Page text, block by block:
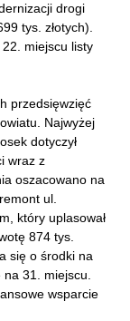
drogi
tys. złotych).
miejscu listy
przedsięwzięć
Najwyżej
dotyczył
wraz z
oszacowano na
ul.
który uplasował
874 tys.
się o środki na
31. miejscu.
wsparcie